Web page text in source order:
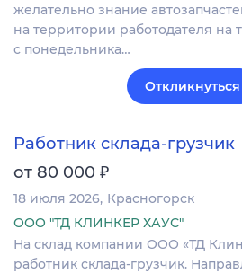
желательно знание
на территории работодателя на
с понедельника…
Откликнуться
Работник склада-грузчик
от 80 000 ₽
18 июля 2026 Красногорск
ООО "ТД КЛИНКЕР ХАУС"
На склад компании ООО «ТД
работник склада-грузчик.